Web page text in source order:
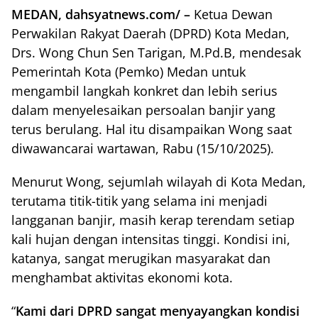
MEDAN, dahsyatnews.com/ – Ketua Dewan
Perwakilan Rakyat Daerah (DPRD) Kota Medan,
Drs. Wong Chun Sen Tarigan, M.Pd.B, mendesak
Pemerintah Kota (Pemko) Medan untuk
mengambil langkah konkret dan lebih serius
dalam menyelesaikan persoalan banjir yang
terus berulang. Hal itu disampaikan Wong saat
diwawancarai wartawan, Rabu (15/10/2025).
Menurut Wong, sejumlah wilayah di Kota Medan,
terutama titik-titik yang selama ini menjadi
langganan banjir, masih kerap terendam setiap
kali hujan dengan intensitas tinggi. Kondisi ini,
katanya, sangat merugikan masyarakat dan
menghambat aktivitas ekonomi kota.
“Kami dari DPRD sangat menyayangkan kondisi